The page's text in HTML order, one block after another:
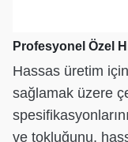
Profesyonel Özel
Hassas üretim
sağlamak üzere
ve tokluğunu,